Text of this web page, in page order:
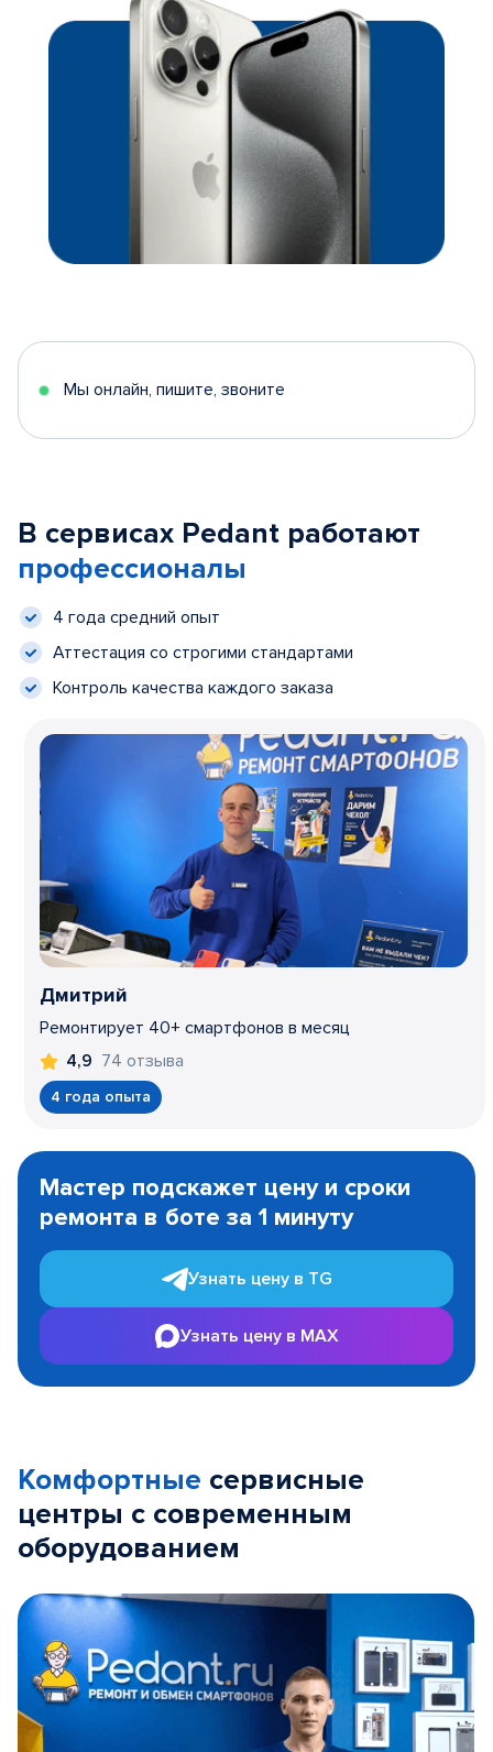
Мы онлайн, пишите, звоните
В сервисах Pedant работают
профессионалы
4 года средний опыт
Аттестация со строгими стандартами
Контроль качества каждого заказа
Дмитрий
Ремонтирует 40+ смартфонов в месяц
4,9 74 отзыва
4 года опыта
1
Мастер подскажет цену и сроки
ремонта в боте за 1 минуту
Узнать цену в TG
Узнать цену в MAX
Комфортные сервисные
центры с современным
оборудованием